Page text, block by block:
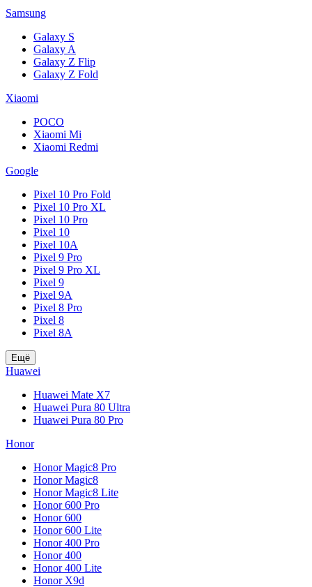
Samsung
Galaxy S
Galaxy A
Galaxy Z Flip
Galaxy Z Fold
Xiaomi
POCO
Xiaomi Mi
Xiaomi Redmi
Google
Pixel 10 Pro Fold
Pixel 10 Pro XL
Pixel 10 Pro
Pixel 10
Pixel 10A
Pixel 9 Pro
Pixel 9 Pro XL
Pixel 9
Pixel 9A
Pixel 8 Pro
Pixel 8
Pixel 8A
Ещё
Huawei
Huawei Mate X7
Huawei Pura 80 Ultra
Huawei Pura 80 Pro
Honor
Honor Magic8 Pro
Honor Magic8
Honor Magic8 Lite
Honor 600 Pro
Honor 600
Honor 600 Lite
Honor 400 Pro
Honor 400
Honor 400 Lite
Honor X9d